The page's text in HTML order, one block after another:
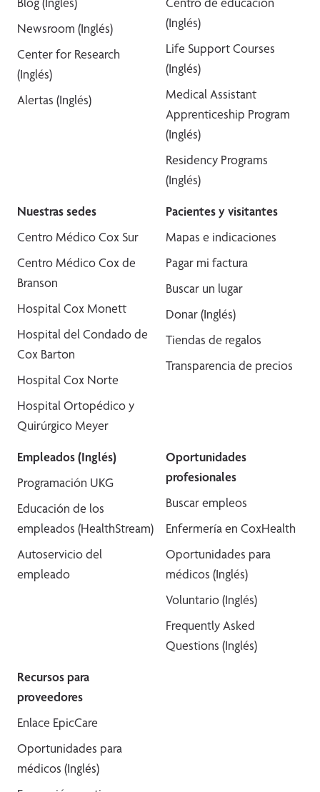
Newsroom (Inglés)
Center for Research
(Inglés)
Alertas (Inglés)
(Inglés)
Life Support Courses
(Inglés)
Medical Assistant
Apprenticeship Program
(Inglés)
Residency Programs
(Inglés)
Nuestras sedes
Centro Médico Cox Sur
Centro Médico Cox de
Branson
Hospital Cox Monett
Hospital del Condado de
Cox Barton
Hospital Cox Norte
Hospital Ortopédico y
Quirúrgico Meyer
Pacientes y visitantes
Mapas e indicaciones
Pagar mi factura
Buscar un lugar
Donar (Inglés)
Tiendas de regalos
Transparencia de precios
Empleados (Inglés)
Programación UKG
Educación de los
empleados (HealthStream)
Autoservicio del
empleado
Oportunidades
profesionales
Buscar empleos
Enfermería en CoxHealth
Oportunidades para
médicos (Inglés)
Voluntario (Inglés)
Frequently Asked
Questions (Inglés)
Recursos para
proveedores
Enlace EpicCare
Oportunidades para
médicos (Inglés)